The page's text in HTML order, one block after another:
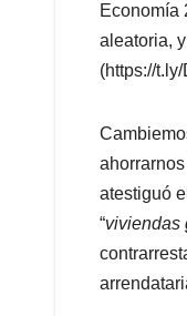
Economía
aleatoria,
(https://
atestiguó el
“viviendas